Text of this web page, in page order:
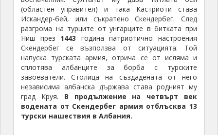
(областен управител) и така Кастриоти става
Искандер-бей, или съкратено Скендербег. След
разгрома на турците от унгарците в битката при
Ниш през 1443 година патриотично настроения
Скендербег се възползва от ситуацията. Той
напуска турската армия, отрича се от исляма и
сплотява албанците за борба с турските
завоеватели. Столица на създадената от него
независима албанска държава става родният му
град Круя. В продължение на четвърт век
водената от Скендербег армия отблъсква 13
турски нашествия в Албания.